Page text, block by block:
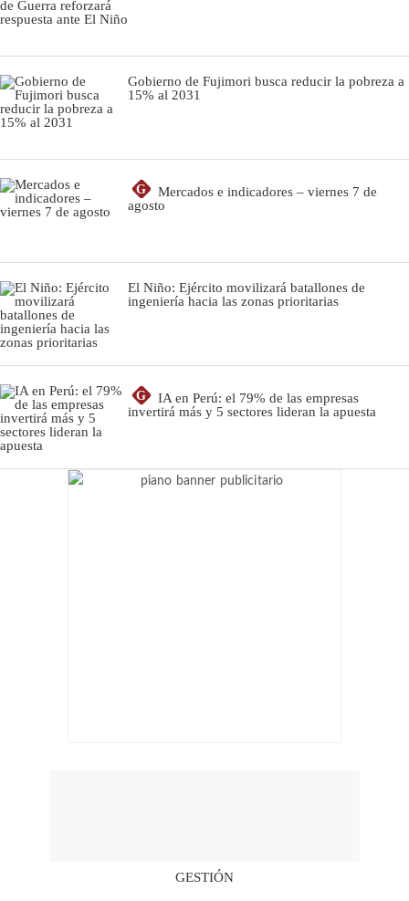
Gobierno de Fujimori busca reducir la pobreza a
15% al 2031
G
Mercados e indicadores – viernes 7 de
agosto
El Niño: Ejército movilizará batallones de
ingeniería hacia las zonas prioritarias
G
IA en Perú: el 79% de las empresas
invertirá más y 5 sectores lideran la apuesta